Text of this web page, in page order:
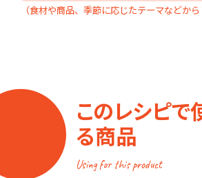
（食材や商品、季節に応じたテーマなどから
このレシピで
る商品
Using for this product